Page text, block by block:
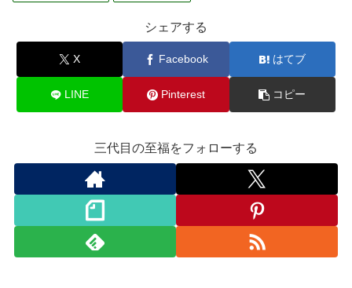
シェアする
X Facebook はてブ
LINE Pinterest コピー
三代目の至福をフォローする